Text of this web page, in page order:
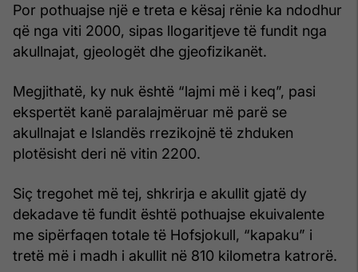
Por pothuajse një e treta e kësaj rënie ka ndodhur
që nga viti 2000, sipas llogaritjeve të fundit nga
akullnajat, gjeologët dhe gjeofizikanët.
Megjithatë, ky nuk është “lajmi më i keq”, pasi
ekspertët kanë paralajmëruar më parë se
akullnajat e Islandës rrezikojnë të zhduken
plotësisht deri në vitin 2200.
Siç tregohet më tej, shkrirja e akullit gjatë dy
dekadave të fundit është pothuajse ekuivalente
me sipërfaqen totale të Hofsjokull, “kapaku” i
tretë më i madh i akullit në 810 kilometra katrorë.